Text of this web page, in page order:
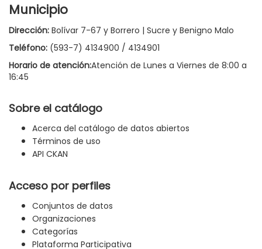
Municipio
Dirección: Bolívar 7-67 y Borrero | Sucre y Benigno Malo
Teléfono: (593-7) 4134900 / 4134901
Horario de atención:Atención de Lunes a Viernes de 8:00 a
16:45
Sobre el catálogo
Acerca del catálogo de datos abiertos
Términos de uso
API CKAN
Acceso por perfiles
Conjuntos de datos
Organizaciones
Categorías
Plataforma Participativa